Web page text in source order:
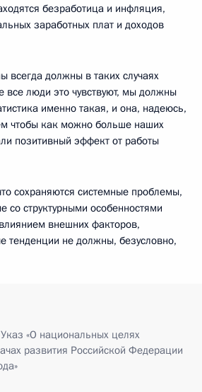
безработица и инфляция,
заработных плат и доходов
всегда должны в таких случаях
все люди это чувствуют, мы должны
именно такая, и она, надеюсь,
чтобы как можно больше наших
позитивный эффект от работы
сохраняются системные проблемы,
со структурными особенностями
внешних факторов,
тенденции не должны, безусловно,
«О национальных целях
развития Российской Федерации